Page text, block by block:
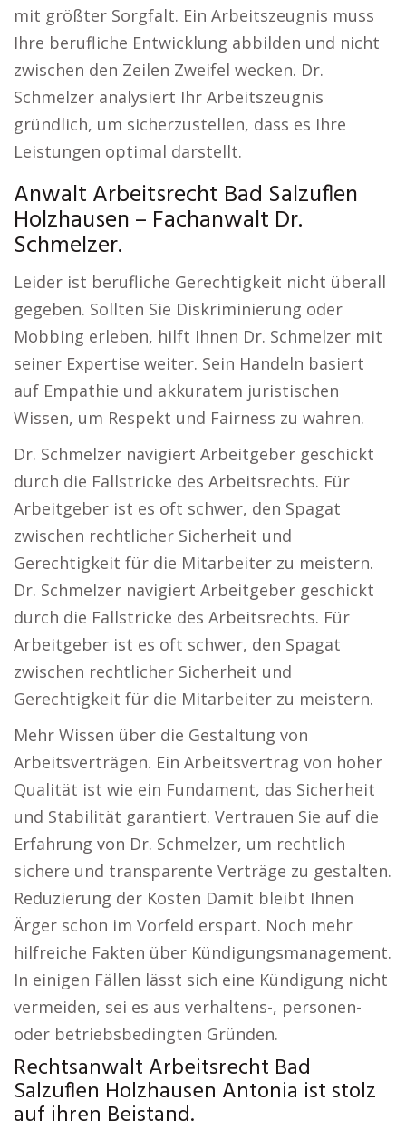
mit größter Sorgfalt. Ein Arbeitszeugnis muss
Ihre berufliche Entwicklung abbilden und nicht
zwischen den Zeilen Zweifel wecken. Dr.
Schmelzer analysiert Ihr Arbeitszeugnis
gründlich, um sicherzustellen, dass es Ihre
Leistungen optimal darstellt.
Anwalt Arbeitsrecht Bad Salzuflen
Holzhausen – Fachanwalt Dr.
Schmelzer.
Leider ist berufliche Gerechtigkeit nicht überall
gegeben. Sollten Sie Diskriminierung oder
Mobbing erleben, hilft Ihnen Dr. Schmelzer mit
seiner Expertise weiter. Sein Handeln basiert
auf Empathie und akkuratem juristischen
Wissen, um Respekt und Fairness zu wahren.
Dr. Schmelzer navigiert Arbeitgeber geschickt
durch die Fallstricke des Arbeitsrechts. Für
Arbeitgeber ist es oft schwer, den Spagat
zwischen rechtlicher Sicherheit und
Gerechtigkeit für die Mitarbeiter zu meistern.
Dr. Schmelzer navigiert Arbeitgeber geschickt
durch die Fallstricke des Arbeitsrechts. Für
Arbeitgeber ist es oft schwer, den Spagat
zwischen rechtlicher Sicherheit und
Gerechtigkeit für die Mitarbeiter zu meistern.
Mehr Wissen über die Gestaltung von
Arbeitsverträgen. Ein Arbeitsvertrag von hoher
Qualität ist wie ein Fundament, das Sicherheit
und Stabilität garantiert. Vertrauen Sie auf die
Erfahrung von Dr. Schmelzer, um rechtlich
sichere und transparente Verträge zu gestalten.
Reduzierung der Kosten Damit bleibt Ihnen
Ärger schon im Vorfeld erspart. Noch mehr
hilfreiche Fakten über Kündigungsmanagement.
In einigen Fällen lässt sich eine Kündigung nicht
vermeiden, sei es aus verhaltens-, personen-
oder betriebsbedingten Gründen.
Rechtsanwalt Arbeitsrecht Bad
Salzuflen Holzhausen Antonia ist stolz
auf ihren Beistand.